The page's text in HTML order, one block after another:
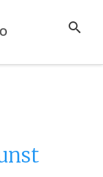
SUCHE